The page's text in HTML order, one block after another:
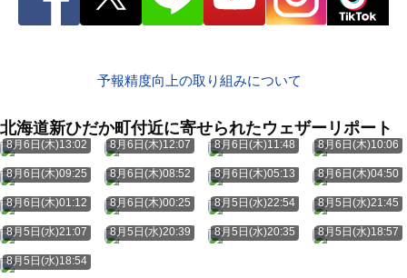
予報精度向上の取り組みについて
北海道新ひだか町付近に寄せられたウェザーリポート
8月6日(木)13:02 8月6日(木)12:07 8月6日(木)11:48 8月6日(木)10:06
8月6日(木)09:25 8月6日(木)08:52 8月6日(木)05:13 8月6日(木)04:50
8月6日(木)01:12 8月6日(木)00:25 8月5日(水)22:54 8月5日(水)21:45
8月5日(水)21:07 8月5日(水)20:39 8月5日(水)20:35 8月5日(水)18:57
8月5日(水)18:54